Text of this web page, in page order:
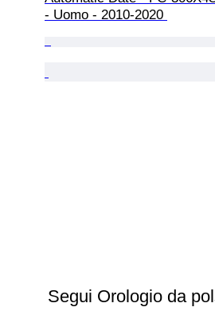
- Uomo - 2010-2020
Segui Orologio da